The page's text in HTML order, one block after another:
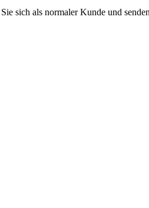
sich als normaler Kunde und